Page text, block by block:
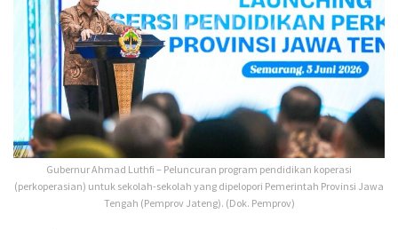
Gubernur Ahmad Luthfi – Peluncuran program pendidikan koperasi
(perkoperasian) untuk sekolah-sekolah yang dipelopori Pemerintah Provinsi Jawa
Tengah (Pemprov Jateng). (Dok. Pemprov)